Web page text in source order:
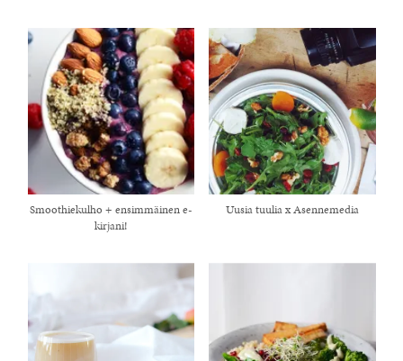
Smoothiekulho + ensimmäinen e-
kirjani!
Uusia tuulia x Asennemedia